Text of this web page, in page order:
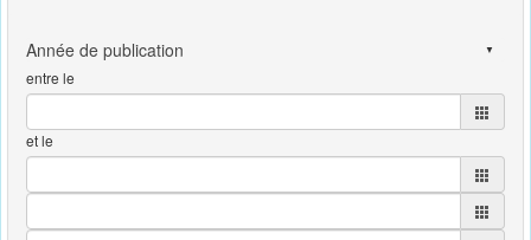
entre le
et le